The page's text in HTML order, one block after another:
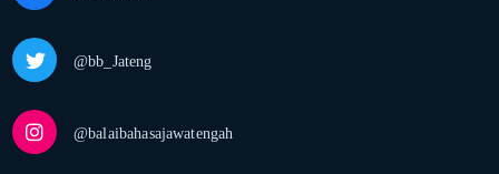
@bb_Jateng
@balaibahasajawatengah